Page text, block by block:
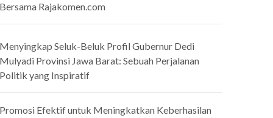
Rajakomen.com
Seluk-Beluk Profil Gubernur Dedi
Provinsi Jawa Barat: Sebuah Perjalanan
yang Inspiratif
Efektif untuk Meningkatkan Keberhasilan